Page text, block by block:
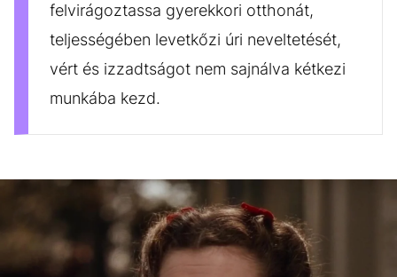
felvirágoztassa gyerekkori otthonát,
teljességében levetkőzi úri neveltetését,
vért és izzadtságot nem sajnálva kétkezi
munkába kezd.